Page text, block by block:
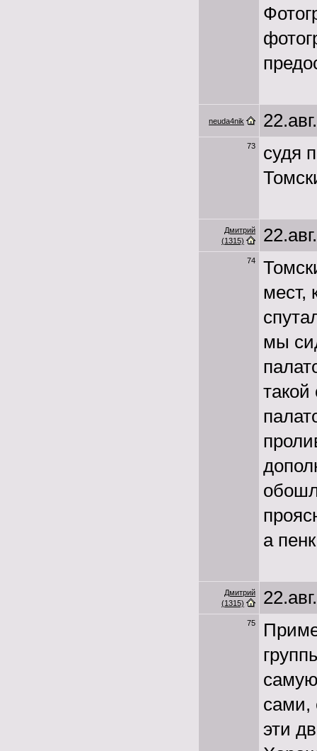
neuda4nik
73
судя
Дмитрий
(1315)
74
мест,
мы
такой
а
Дмитрий
(1315)
75
сами,
эти